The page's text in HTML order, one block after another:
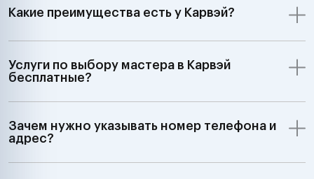
Какие преимущества есть у Карвэй?
Услуги по выбору мастера в Карвэй
бесплатные?
Зачем нужно указывать номер телефона и
адрес?